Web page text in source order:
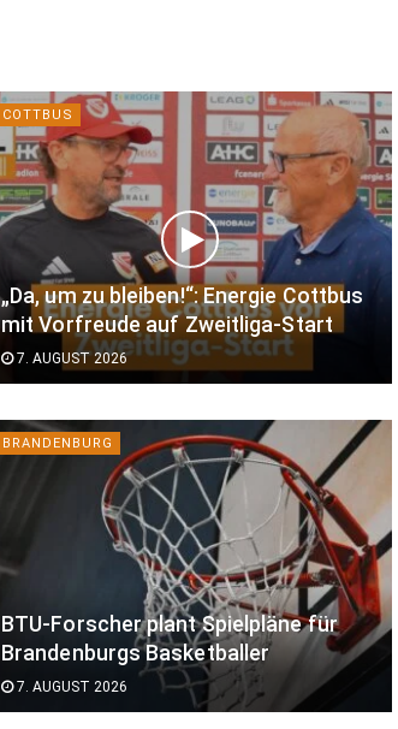
COTTBUS
„Da, um zu bleiben!“: Energie Cottbus
mit Vorfreude auf Zweitliga-Start
7. AUGUST 2026
BRANDENBURG
BTU-Forscher plant Spielpläne für
Brandenburgs Basketballer
7. AUGUST 2026